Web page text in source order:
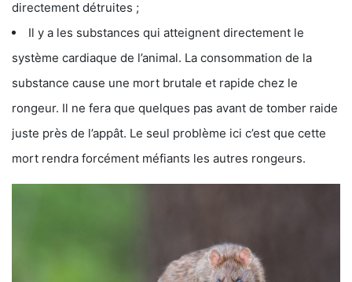
directement détruites ;
Il y a les substances qui atteignent directement le
système cardiaque de l’animal. La consommation de la
substance cause une mort brutale et rapide chez le
rongeur. Il ne fera que quelques pas avant de tomber raide
juste près de l’appât. Le seul problème ici c’est que cette
mort rendra forcément méfiants les autres rongeurs.